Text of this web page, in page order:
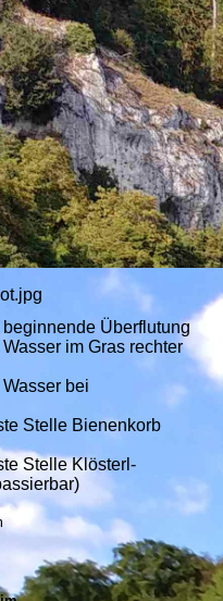
Überflutung
im Gras rechter
bei
Stelle Bienenkorb
Stelle Klösterl-